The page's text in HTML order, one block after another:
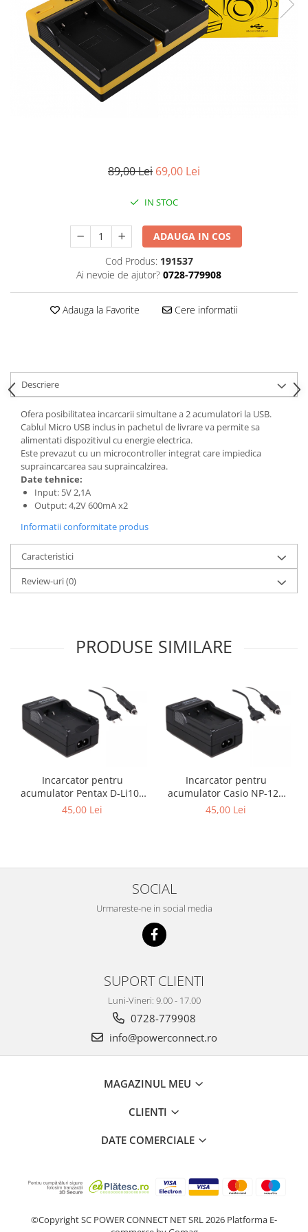
Smartwatch
89,00 Lei 69,00 Lei
IN STOC
ADAUGA IN COS
Cod Produs: 191537
Ai nevoie de ajutor? 0728-779908
Adauga la Favorite Cere informatii
Descriere
Ofera posibilitatea incarcarii simultane a 2 acumulatori la USB.
Cablul Micro USB inclus in pachetul de livrare va permite sa
alimentati dispozitivul cu energie electrica.
Este prevazut cu un microcontroller integrat care impiedica
supraincarcarea sau supraincalzirea.
Date tehnice:
Input: 5V 2,1A
Output: 4,2V 600mA x2
Informatii conformitate produs
Caracteristici
Review-uri(0)
PRODUSE SIMILARE
Incarcator pentru
acumulator Pentax D-Li109
Patona
45,00 Lei
Incarcator pentru
acumulator Casio NP-120
Patona
45,00 Lei
SOCIAL
Urmareste-ne in social media
SUPORT CLIENTI
Luni-Vineri: 9.00 - 17.00
0728-779908
info@powerconnect.ro
MAGAZINUL MEU
CLIENTI
DATE COMERCIALE
©Copyright SC POWER CONNECT NET SRL 2026 Platforma E-